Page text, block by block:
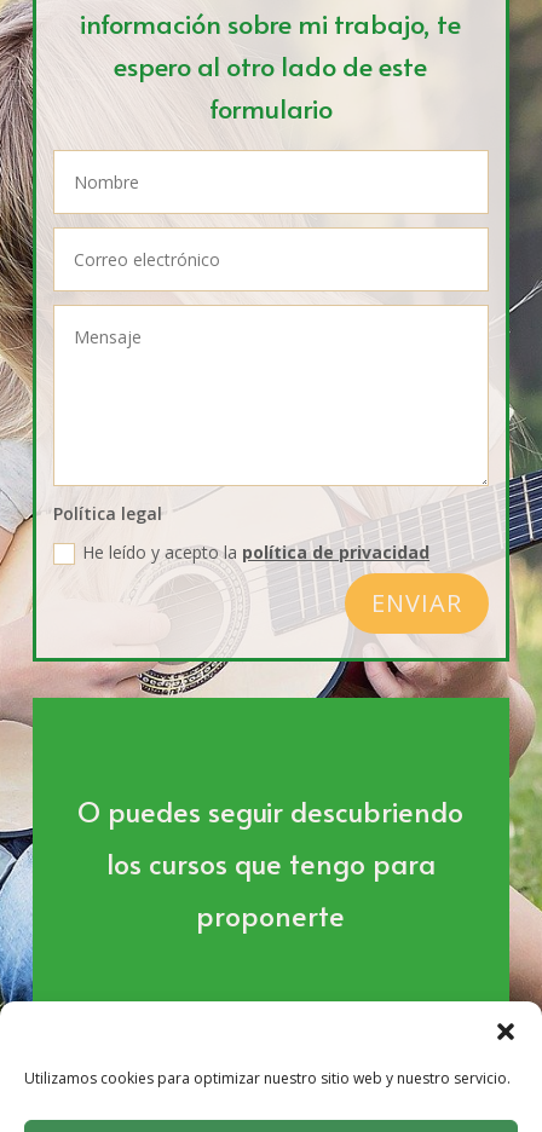
Utilizamos cookies para optimizar nuestro sitio web y nuestro servicio.
información sobre mi trabajo, te
espero al otro lado de este
formulario
Política legal
He leído y acepto la política de privacidad
ENVIAR
O puedes seguir descubriendo
los cursos que tengo para
proponerte